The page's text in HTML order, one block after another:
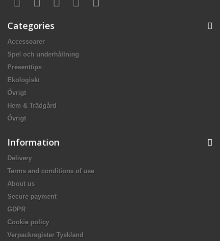
Categories
Accessoarer
Spel och underhållning
Presenttips
Ekologiskt
Övrigt
Hem & Trädgård
Övrigt
Information
Delivery
Terms and conditions of use
About us
Secure payment
GDPR
Cookie policy
Verpackregister Tyskland